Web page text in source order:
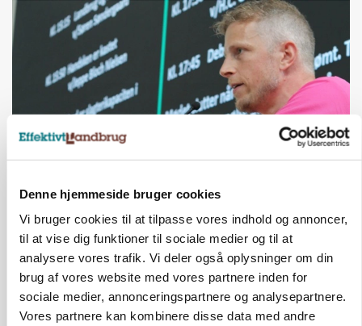
Denne hjemmeside bruger cookies
Vi bruger cookies til at tilpasse vores indhold og annoncer,
til at vise dig funktioner til sociale medier og til at
analysere vores trafik. Vi deler også oplysninger om din
brug af vores website med vores partnere inden for
sociale medier, annonceringspartnere og analysepartnere.
Vores partnere kan kombinere disse data med andre
GRISE
Svineproducenter kalder Danish Crowns pris en
katastrofe
Annonce